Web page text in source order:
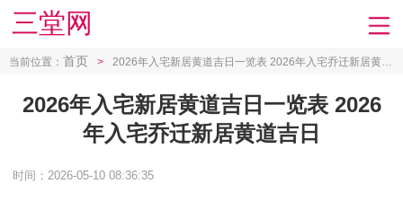
三堂网
当前位置： 首页 > 2026年入宅新居黄道吉日一览表 2026年入宅乔迁新居黄道吉日
2026年入宅新居黄道吉日一览表 2026
年入宅乔迁新居黄道吉日
时间：2026-05-10 08:36:35